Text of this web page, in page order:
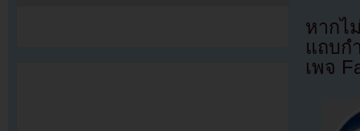
หากไ
แถบก
เพจ